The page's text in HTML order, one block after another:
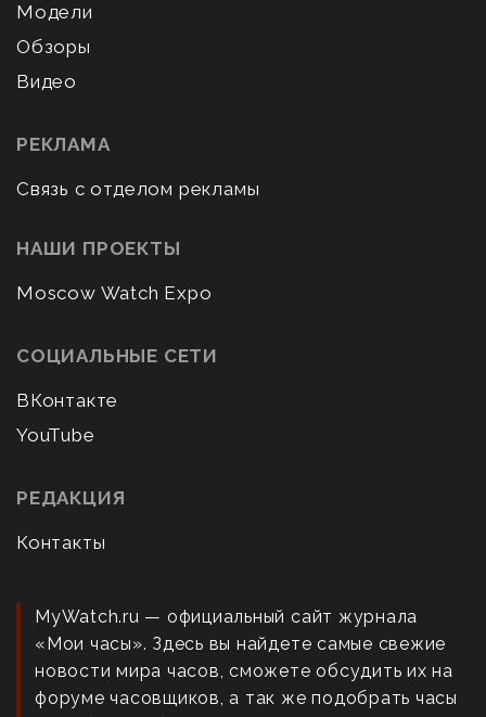
Модели
Обзоры
Видео
РЕКЛАМА
Связь с отделом рекламы
НАШИ ПРОЕКТЫ
Moscow Watch Expo
СОЦИАЛЬНЫЕ СЕТИ
ВКонтакте
YouTube
РЕДАКЦИЯ
Контакты
MyWatch.ru — официальный сайт журнала
«Мои часы». Здесь вы найдете самые свежие
новости мира часов, сможете обсудить их на
форуме часовщиков, а так же подобрать часы